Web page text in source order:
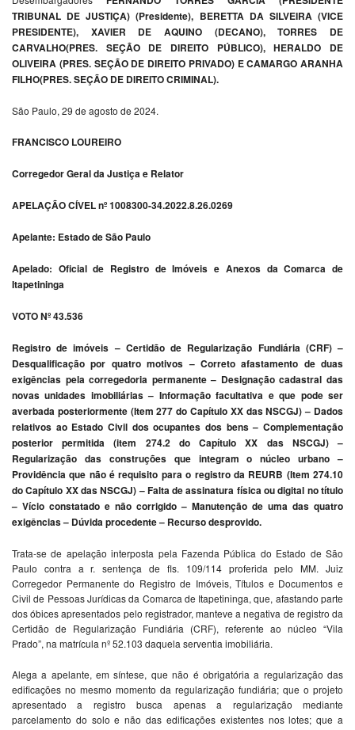
TRIBUNAL DE JUSTIÇA) (Presidente), BERETTA DA SILVEIRA (VICE
PRESIDENTE), XAVIER DE AQUINO (DECANO), TORRES DE
CARVALHO(PRES. SEÇÃO DE DIREITO PÚBLICO), HERALDO DE
OLIVEIRA (PRES. SEÇÃO DE DIREITO PRIVADO) E CAMARGO ARANHA
FILHO(PRES. SEÇÃO DE DIREITO CRIMINAL).
São Paulo, 29 de agosto de 2024.
FRANCISCO LOUREIRO
Corregedor Geral da Justiça e Relator
APELAÇÃO CÍVEL nº 1008300-34.2022.8.26.0269
Apelante: Estado de São Paulo
Apelado: Oficial de Registro de Imóveis e Anexos da Comarca de
Itapetininga
VOTO Nº 43.536
Registro de imóveis – Certidão de Regularização Fundiária (CRF) –
Desqualificação por quatro motivos – Correto afastamento de duas
exigências pela corregedoria permanente – Designação cadastral das
novas unidades imobiliárias – Informação facultativa e que pode ser
averbada posteriormente (Item 277 do Capítulo XX das NSCGJ) – Dados
relativos ao Estado Civil dos ocupantes dos bens – Complementação
posterior permitida (item 274.2 do Capítulo XX das NSCGJ) –
Regularização das construções que integram o núcleo urbano –
Providência que não é requisito para o registro da REURB (Item 274.10
do Capítulo XX das NSCGJ) – Falta de assinatura física ou digital no título
– Vício constatado e não corrigido – Manutenção de uma das quatro
exigências – Dúvida procedente – Recurso desprovido.
Trata-se de apelação interposta pela Fazenda Pública do Estado de São
Paulo contra a r. sentença de fls. 109/114 proferida pelo MM. Juiz
Corregedor Permanente do Registro de Imóveis, Títulos e Documentos e
Civil de Pessoas Jurídicas da Comarca de Itapetininga, que, afastando parte
dos óbices apresentados pelo registrador, manteve a negativa de registro da
Certidão de Regularização Fundiária (CRF), referente ao núcleo “Vila
Prado”, na matrícula nº 52.103 daquela serventia imobiliária.
Alega a apelante, em síntese, que não é obrigatória a regularização das
edificações no mesmo momento da regularização fundiária; que o projeto
apresentado a registro busca apenas a regularização mediante
parcelamento do solo e não das edificações existentes nos lotes; que a